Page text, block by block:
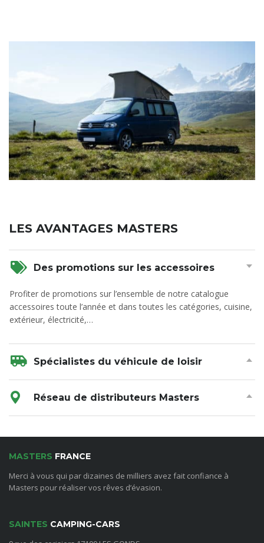
LES AVANTAGES MASTERS
Des promotions sur les accessoires
Profiter de promotions sur l’ensemble de notre catalogue
accessoires toute l’année et dans toutes les catégories, cuisine,
extérieur, électricité,…
Spécialistes du véhicule de loisir
Réseau de distributeurs Masters
MASTERS FRANCE
Merci à vous qui par dizaines de milliers avez fait confiance à
Masters pour réaliser vos rêves d’évasion.
SAINTES CAMPING-CARS